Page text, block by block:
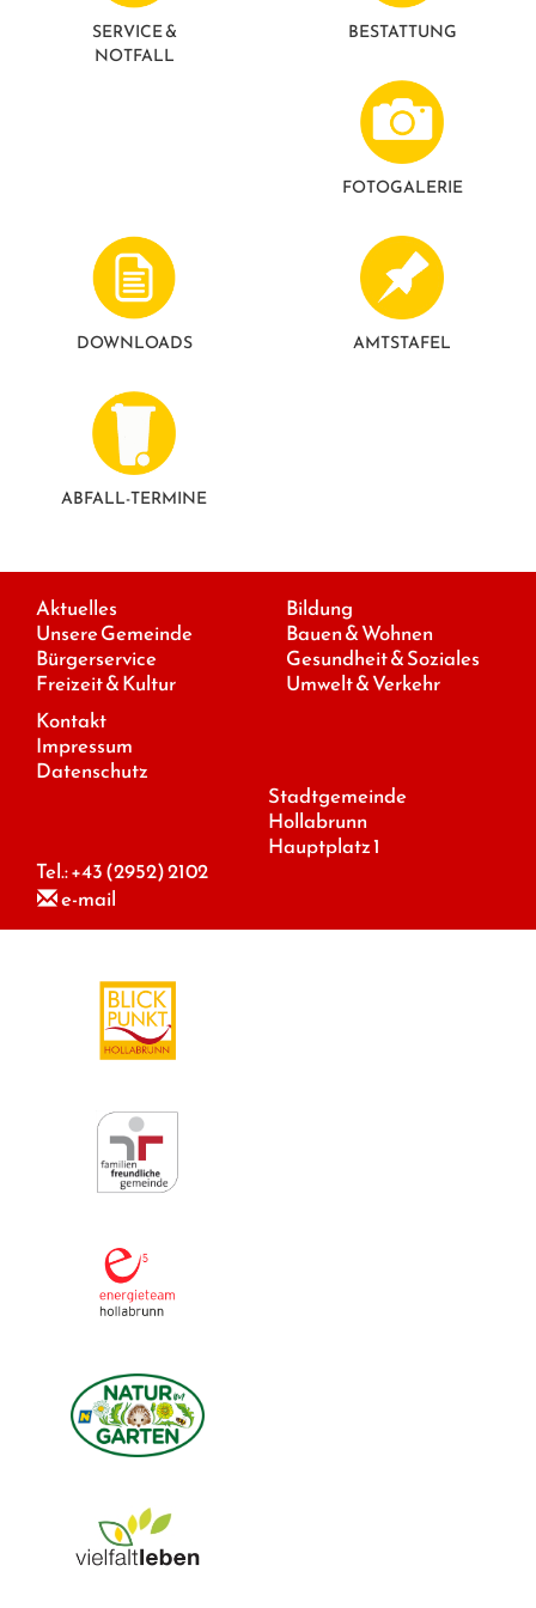
ANSPRECHPARTNER
GESUNDE GEMEINDE
SERVICE &
NOTFALL
BESTATTUNG
FOTO­GALERIE
DOWNLOADS AMTSTAFEL
ABFALL-TERMINE
Aktuelles
Unsere Gemeinde
Bürgerservice
Freizeit & Kultur
Bildung
Bauen & Wohnen
Gesundheit & Soziales
Umwelt & Verkehr
Kontakt
Impressum
Datenschutz
Stadtgemeinde
Hollabrunn
Hauptplatz 1
Tel.:+43 (2952) 2102
e-mail